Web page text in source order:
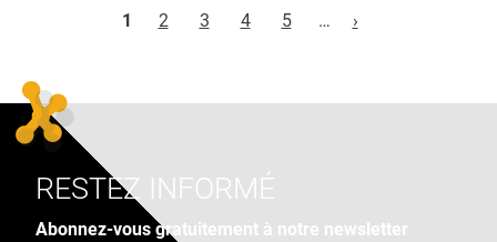
1
2 3 4 5 … ›
RESTEZ INFORMÉ
Abonnez-vous gratuitement à notre newsletter